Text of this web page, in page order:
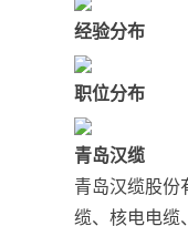
经验分布
职位分布
青岛汉缆
青岛汉缆股份
缆、核电电缆